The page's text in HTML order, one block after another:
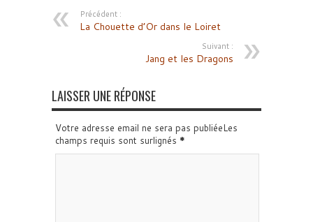
Précédent :
La Chouette d’Or dans le Loiret
Suivant :
Jang et les Dragons
LAISSER UNE RÉPONSE
Votre adresse email ne sera pas publiéeLes
champs requis sont surlignés *